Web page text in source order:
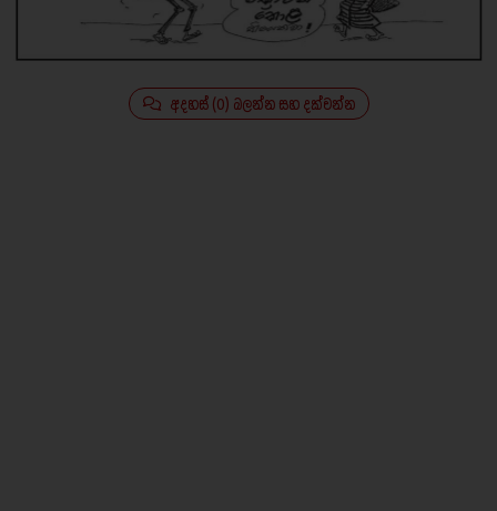
අදහස් (0) බලන්න සහ දක්වන්න